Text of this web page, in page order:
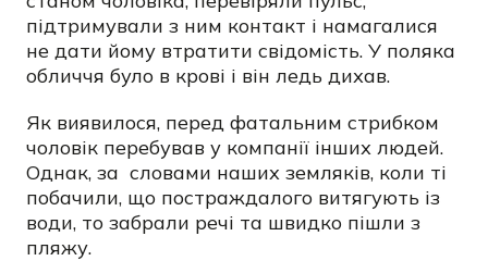
підтримували з ним контакт і намагалися
не дати йому втратити свідомість. У поляка
обличчя було в крові і він ледь дихав.
Як виявилося, перед фатальним стрибком
чоловік перебував у компанії інших людей.
Однак, за словами наших земляків, коли ті
побачили, що постраждалого витягують із
води, то забрали речі та швидко пішли з
пляжу.